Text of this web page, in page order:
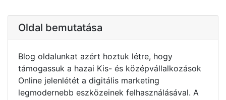
Oldal bemutatása
Blog oldalunkat azért hoztuk létre, hogy
támogassuk a hazai Kis- és középvállalkozások
Online jelenlétét a digitális marketing
legmodernebb eszközeinek felhasználásával. A